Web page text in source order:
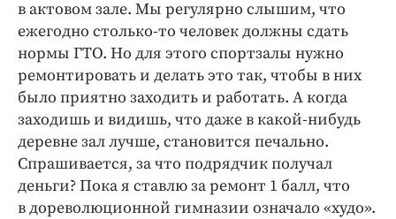
в актовом зале. Мы регулярно слышим, что
ежегодно столько-­то человек должны сдать
нормы ГТО. Но для этого спортзалы нужно
ремонтировать и делать это так, чтобы в них
было приятно заходить и работать. А когда
заходишь и видишь, что даже в какой-нибудь
деревне зал лучше, становится печально.
Спрашивается, за что подрядчик получал
деньги? Пока я ставлю за ремонт 1 балл, что
в дореволюционной гимназии означало «худо».